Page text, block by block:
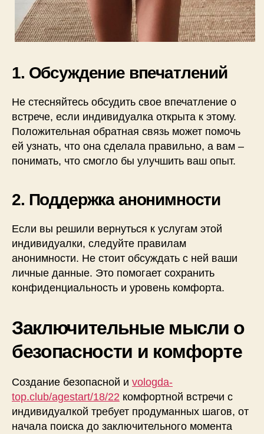
1. Обсуждение впечатлений
Не стесняйтесь обсудить свое впечатление о
встрече, если индивидуалка открыта к этому.
Положительная обратная связь может помочь
ей узнать, что она сделала правильно, а вам –
понимать, что смогло бы улучшить ваш опыт.
2. Поддержка анонимности
Если вы решили вернуться к услугам этой
индивидуалки, следуйте правилам
анонимности. Не стоит обсуждать с ней ваши
личные данные. Это помогает сохранить
конфиденциальность и уровень комфорта.
Заключительные мысли о
безопасности и комфорте
Создание безопасной и vologda-
top.club/agestart/18/22 комфортной встречи с
индивидуалкой требует продуманных шагов, от
начала поиска до заключительного момента